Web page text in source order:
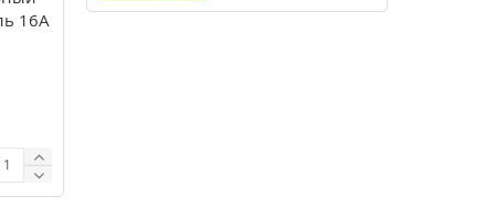
16A